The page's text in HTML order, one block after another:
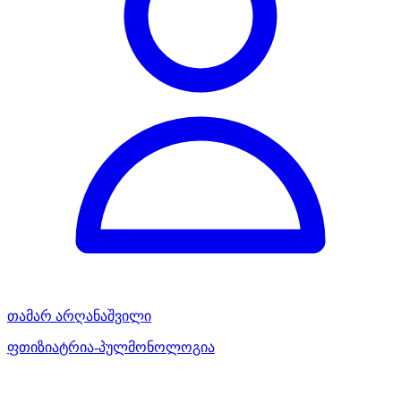
თამარ არღანაშვილი
ფთიზიატრია-პულმონოლოგია